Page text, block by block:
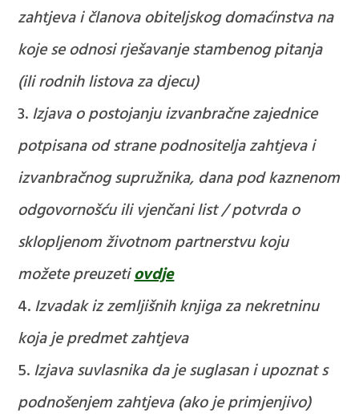
zahtjeva i članova obiteljskog domaćinstva na
koje se odnosi rješavanje stambenog pitanja
(ili rodnih listova za djecu)
Izjava o postojanju izvanbračne zajednice
potpisana od strane podnositelja zahtjeva i
izvanbračnog supružnika, dana pod kaznenom
odgovornošću ili vjenčani list / potvrda o
sklopljenom životnom partnerstvu koju
možete preuzetiovdje
Izvadak iz zemljišnih knjiga za nekretninu
koja je predmet zahtjeva
Izjava suvlasnika da je suglasan i upoznat s
podnošenjem zahtjeva (ako je primjenjivo)